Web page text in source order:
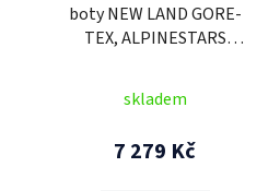
boty NEW LAND GORE-
TEX, ALPINESTARS
skladem
7 279 Kč